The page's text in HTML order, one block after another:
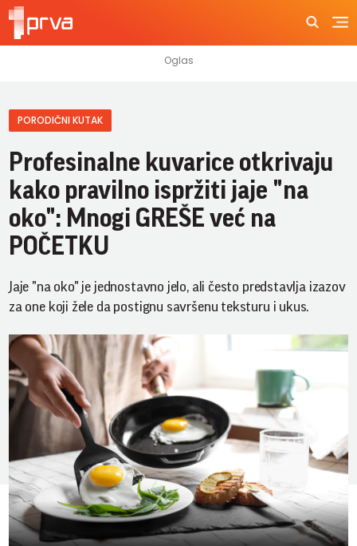
PORODIČNI KUTAK
Profesinalne kuvarice otkrivaju
kako pravilno ispržiti jaje "na
oko": Mnogi GREŠE već na
POČETKU
Jaje "na oko" je jednostavno jelo, ali često predstavlja izazov
za one koji žele da postignu savršenu teksturu i ukus.